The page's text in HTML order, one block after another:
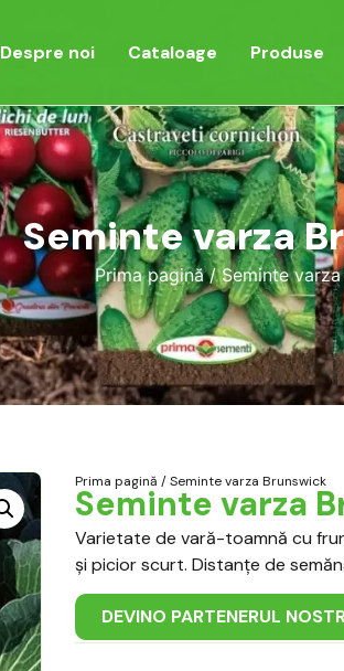
Despre noi Cataloage Produse
Seminte varza
Prima pagină/ Seminte varza
Prima pagină / Seminte varza Brunswick
Seminte varza
Varietate de vară-toamnă cu
și picior scurt. Distanțe de
DEVINO PARTENERUL